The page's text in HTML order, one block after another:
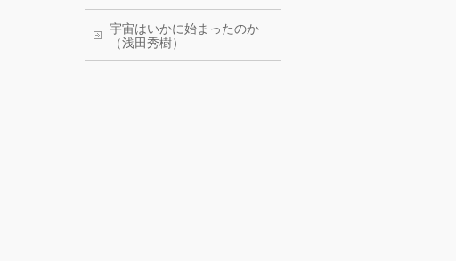
宇宙はいかに始まったのか
（浅田秀樹）